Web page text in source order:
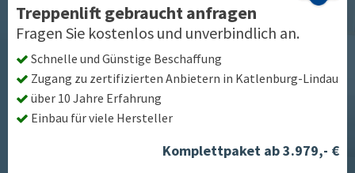
Treppenlift gebraucht anfragen
Fragen Sie kostenlos und unverbindlich an.
Schnelle und Günstige Beschaffung
Zugang zu zertifizierten Anbietern in Katlenburg-Lindau
über 10 Jahre Erfahrung
Einbau für viele Hersteller
Komplettpaket ab 3.979,- €